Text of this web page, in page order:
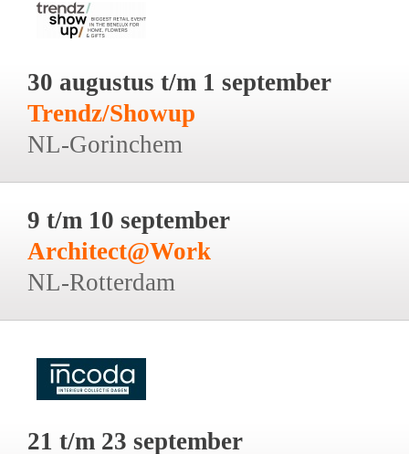
30 augustus t/m 1 september
Trendz/Showup
NL-Gorinchem
9 t/m 10 september
Architect@Work
NL-Rotterdam
21 t/m 23 september